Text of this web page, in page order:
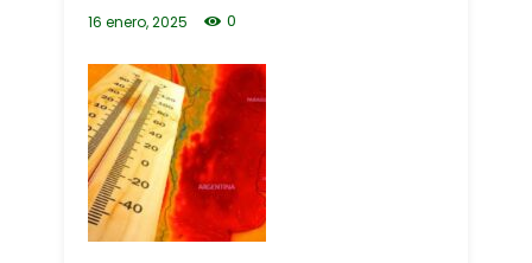
16 enero, 2025 0